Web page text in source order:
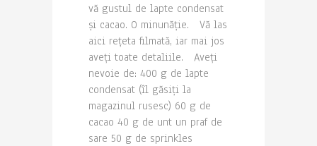
vă gustul de lapte condensat
și cacao. O minunăție. Vă las
aici rețeta filmată, iar mai jos
aveți toate detaliile. Aveți
nevoie de: 400 g de lapte
condensat (îl găsiți la
magazinul rusesc) 60 g de
cacao 40 g de unt un praf de
sare 50 g de sprinkles